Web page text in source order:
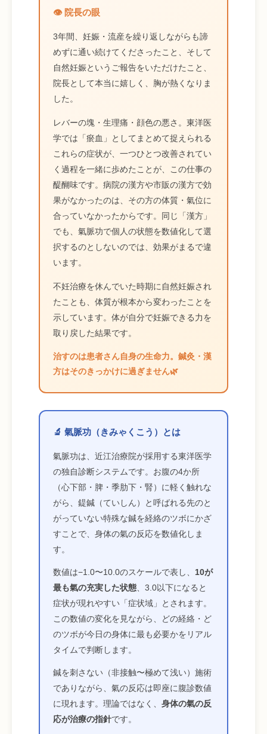
👁️ 院長の眼
3年間、妊娠・流産を繰り返しながらも諦
めずに通い続けてくださったこと、そして
自然妊娠というご報告をいただけたこと、
院長として本当に嬉しく、胸が熱くなりま
した。
レバーの塊・生理痛・顔色の悪さ。東洋医
学では「瘀血」としてまとめて捉えられる
これらの症状が、一つひとつ改善されてい
く過程を一緒に歩めたことが、この仕事の
醍醐味です。病院の漢方や市販の漢方で効
果がなかったのは、その方の体質・氣位に
合っていなかったからです。同じ「漢方」
でも、氣脈功で個人の状態を数値化して選
択するのとしないのでは、効果がまるで違
います。
不妊治療を休んでいた時期に自然妊娠され
たことも、体質が根本から変わったことを
示しています。体が自分で妊娠できる力を
取り戻した結果です。
治すのは患者さん自身の生命力。鍼灸・漢
方はそのきっかけに過ぎません🌿
🔬 氣脈功（きみゃくこう）とは
氣脈功は、近江治療院が採用する東洋医学
の独自診断システムです。お腹の4か所
（心下部・脾・季肋下・腎）に軽く触れな
がら、鍉鍼（ていしん）と呼ばれる先のと
がっていない特殊な鍼を経絡のツボにかざ
すことで、身体の氣の反応を数値化しま
す。
数値は−1.0〜10.0のスケールで表し、 10が
最も氣の充実した状態、3.0以下になると
症状が現れやすい「症状域」とされます。
この数値の変化を見ながら、どの経絡・ど
のツボが今日の身体に最も必要かをリアル
タイムで判断します。
鍼を刺さない（非接触〜極めて浅い）施術
でありながら、氣の反応は即座に腹診数値
に現れます。理論ではなく、 身体の氣の反
応が治療の指針です。